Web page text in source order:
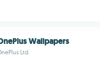
Wallpapers
Ltd.